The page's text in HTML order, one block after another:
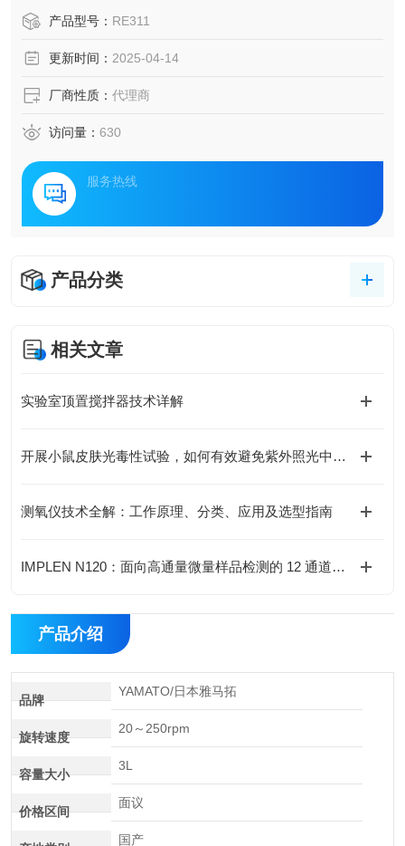
的常用工具。
产品型号： RE311
更新时间： 2025-04-14
厂商性质： 代理商
访问量： 630
服务热线
产品分类
相关文章
实验室顶置搅拌器技术详解
开展小鼠皮肤光毒性试验，如何有效避免紫外照光中的“非特异性干扰”？
测氧仪技术全解：工作原理、分类、应用及选型指南
IMPLEN N120：面向高通量微量样品检测的 12 通道分光光度计
产品介绍
品牌
YAMATO/日本雅马拓
旋转速度
20～250rpm
容量大小
3L
价格区间
面议
国产